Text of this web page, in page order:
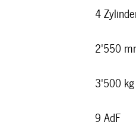
4
2'550
3'500 kg
9 AdF